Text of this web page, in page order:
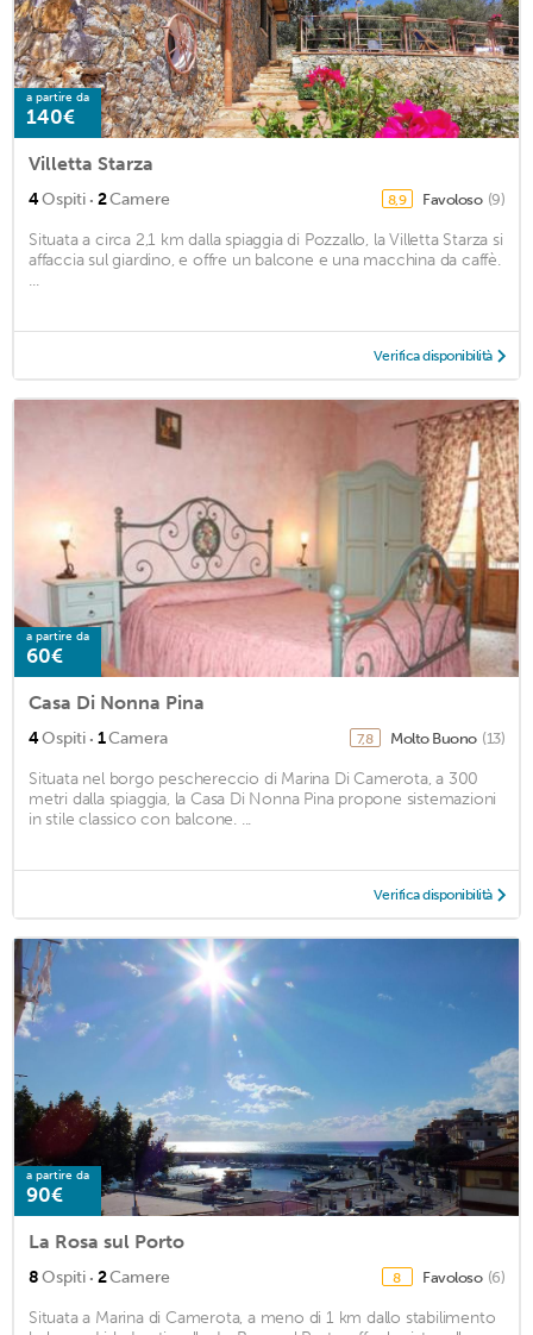
a partire da
140€
Villetta Starza
4Ospiti · 2Camere 8,9 Favoloso (9)
Situata a circa 2,1 km dalla spiaggia di Pozzallo, la Villetta Starza si
affaccia sul giardino, e offre un balcone e una macchina da caffè.
...
Verifica disponibilità
a partire da
60€
Casa Di Nonna Pina
4Ospiti · 1Camera 7,8 Molto Buono (13)
Situata nel borgo peschereccio di Marina Di Camerota, a 300
metri dalla spiaggia, la Casa Di Nonna Pina propone sistemazioni
in stile classico con balcone. ...
Verifica disponibilità
a partire da
90€
La Rosa sul Porto
8Ospiti · 2Camere 8 Favoloso (6)
Situata a Marina di Camerota, a meno di 1 km dallo stabilimento